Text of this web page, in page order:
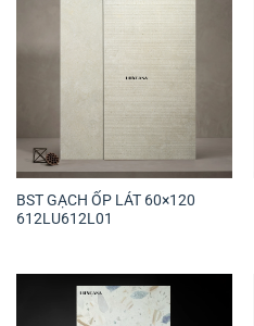
BST GẠCH ỐP LÁT 60×120
612LU612L01